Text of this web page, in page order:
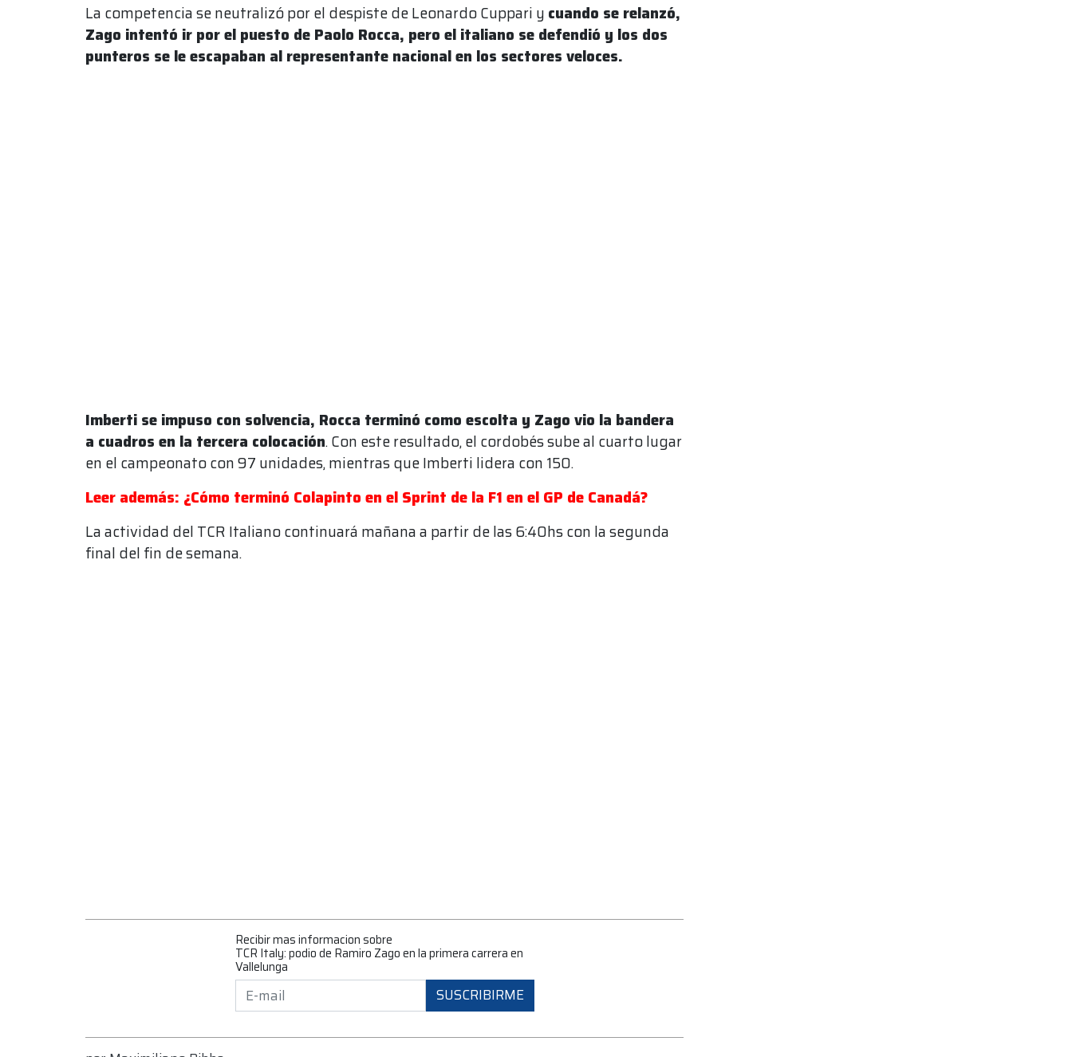
La competencia se neutralizó por el despiste de Leonardo Cuppari y cuando se relanzó,
Zago intentó ir por el puesto de Paolo Rocca, pero el italiano se defendió y los dos
punteros se le escapaban al representante nacional en los sectores veloces.
Imberti se impuso con solvencia, Rocca terminó como escolta y Zago vio la bandera
a cuadros en la tercera colocación. Con este resultado, el cordobés sube al cuarto lugar
en el campeonato con 97 unidades, mientras que Imberti lidera con 150.
Leer además: ¿Cómo terminó Colapinto en el Sprint de la F1 en el GP de Canadá?
La actividad del TCR Italiano continuará mañana a partir de las 6:40hs con la segunda
final del fin de semana.
Recibir mas informacion sobre
TCR Italy: podio de Ramiro Zago en la primera carrera en
Vallelunga
SUSCRIBIRME